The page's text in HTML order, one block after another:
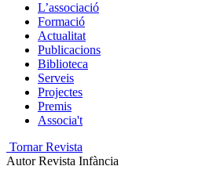
L’associació
Formació
Actualitat
Publicacions
Biblioteca
Serveis
Projectes
Premis
Associa't
Tornar Revista
Autor Revista Infància